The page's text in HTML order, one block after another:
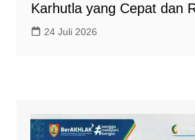
Karhutla yang Cepat dan
24 Juli 2026